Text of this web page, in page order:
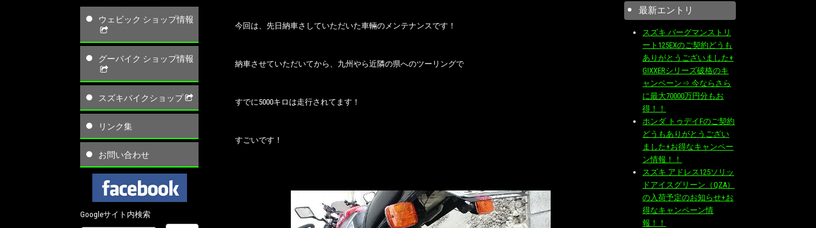
ウェビック ショップ情報
グーバイク ショップ情報
スズキバイクショップ
リンク集
お問い合わせ
Googleサイト内検索
今回は、先日納車さしていただいた車輛のメンテナンスです！
納車させていただいてから、九州やら近隣の県へのツーリングで
すでに5000キロは走行されてます！
すごいです！
最新エントリ
スズキ バーグマンストリ
ート125EXのご契約どうも
ありがとうございました+
GIXXERシリーズ破格のキ
ャンペーン⇒ 今ならさら
に最大70000万円分もお
得！！
ホンダ トゥデイFのご契約
どうもありがとうござい
ました+お得なキャンペー
ン情報！！
スズキ アドレス125ソリッ
ドアイスグリーン（QZA）
の入荷予定のお知らせ+お
得なキャンペーン情
報！！